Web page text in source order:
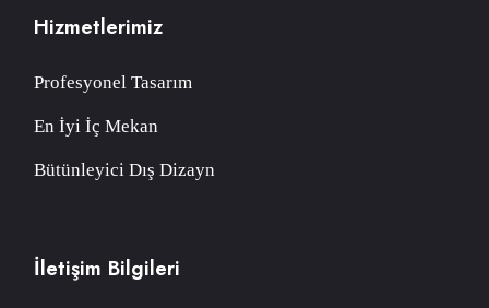
Hizmetlerimiz
Profesyonel Tasarım
En İyi İç Mekan
Bütünleyici Dış Dizayn
İletişim Bilgileri